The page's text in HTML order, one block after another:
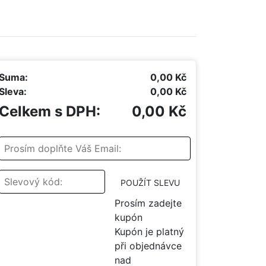
0,00 Kč
0,00 Kč
s DPH: 0,00 Kč
POUŽÍT SLEVU
Prosím zadejte
kupón
Kupón je platný
při objednávce
nad